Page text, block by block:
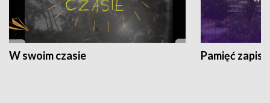
W swoim czasie Pamięć